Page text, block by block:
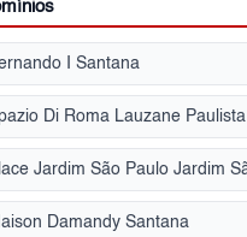
I Santana
Di Roma Lauzane Paulista
Damandy Santana